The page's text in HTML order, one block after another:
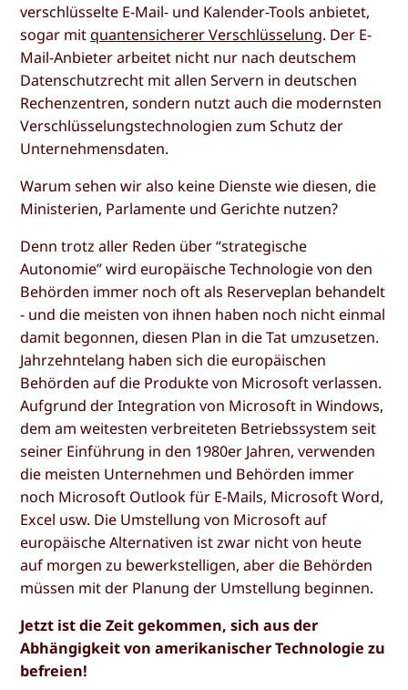
verschlüsselte E-Mail- und Kalender-Tools anbietet,
sogar mit quantensicherer Verschlüsselung. Der E-
Mail-Anbieter arbeitet nicht nur nach deutschem
Datenschutzrecht mit allen Servern in deutschen
Rechenzentren, sondern nutzt auch die modernsten
Verschlüsselungstechnologien zum Schutz der
Unternehmensdaten.
Warum sehen wir also keine Dienste wie diesen, die
Ministerien, Parlamente und Gerichte nutzen?
Denn trotz aller Reden über “strategische
Autonomie” wird europäische Technologie von den
Behörden immer noch oft als Reserveplan behandelt
- und die meisten von ihnen haben noch nicht einmal
damit begonnen, diesen Plan in die Tat umzusetzen.
Jahrzehntelang haben sich die europäischen
Behörden auf die Produkte von Microsoft verlassen.
Aufgrund der Integration von Microsoft in Windows,
dem am weitesten verbreiteten Betriebssystem seit
seiner Einführung in den 1980er Jahren, verwenden
die meisten Unternehmen und Behörden immer
noch Microsoft Outlook für E-Mails, Microsoft Word,
Excel usw. Die Umstellung von Microsoft auf
europäische Alternativen ist zwar nicht von heute
auf morgen zu bewerkstelligen, aber die Behörden
müssen mit der Planung der Umstellung beginnen.
Jetzt ist die Zeit gekommen, sich aus der
Abhängigkeit von amerikanischer Technologie zu
befreien!